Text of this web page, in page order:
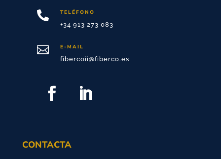
 TELÉFONO
+34 913 273 083
 E-MAIL
fibercoii@fiberco.es
CONTACTA